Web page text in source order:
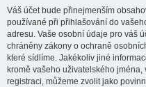
Váš účet bude přinejmenším
používané při přihlašování do
adresu. Vaše osobní údaje pro váš
chráněny zákony o ochraně
které sídlíme. Jakékoliv jiné
kromě vašeho uživatelského
registraci, můžeme zvolit jako